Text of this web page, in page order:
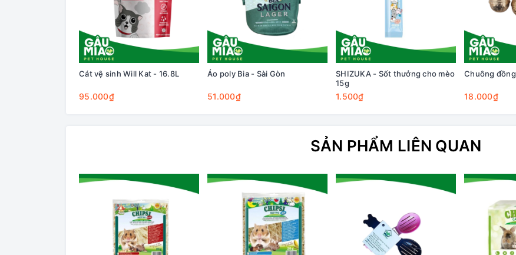
Cát vệ sinh Will Kat - 16.8L
95.000₫
Áo poly Bia - Sài Gòn
51.000₫
SHIZUKA - Sốt thưởng cho mèo
15g
1.500₫
Chuông đồng
18.000₫
SẢN PHẨM LIÊN QUAN